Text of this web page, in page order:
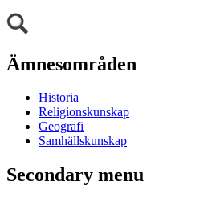
Ämnesområden
Historia
Religionskunskap
Geografi
Samhällskunskap
Secondary menu